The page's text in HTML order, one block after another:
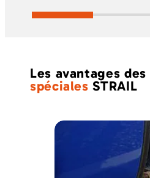
Les avantages des
spéciales STRAIL